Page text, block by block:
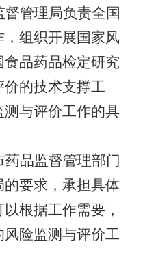
督管理局负责全国
组织开展国家风
品药品检定研究
的技术支撑工
与评价工作的具
品监督管理部门
要求，承担具体
根据工作需要，
险监测与评价工